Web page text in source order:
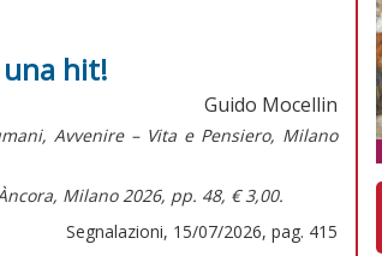
una hit!
Guido Mocellin
Avvenire – Vita e Pensiero, Milano
Milano 2026, pp. 48, € 3,00.
Segnalazioni, 15/07/2026, pag. 415